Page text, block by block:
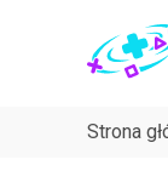
Strona